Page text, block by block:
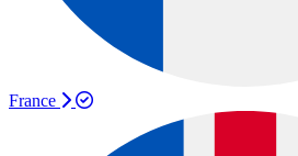
France